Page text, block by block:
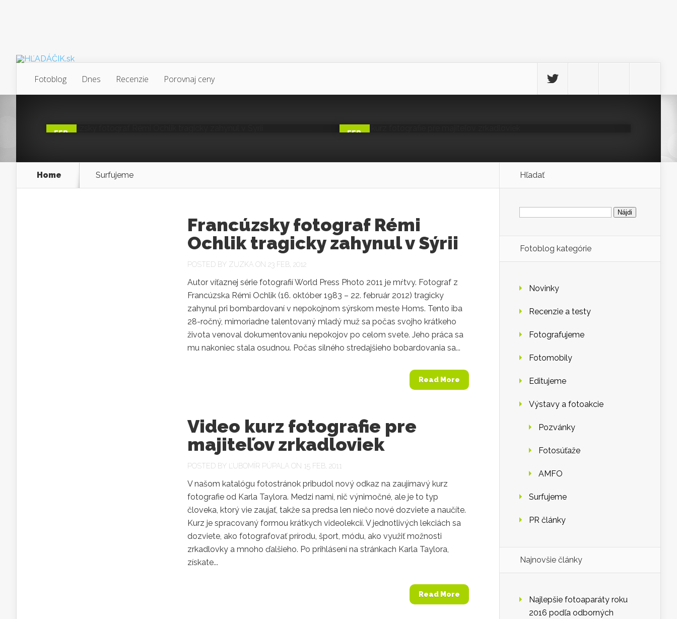
Fotoblog Dnes Recenzie Porovnaj ceny
FEB
Ochlik tragicky zahynul v
Sýrii
FEB
Video kurz fotografie pre majiteľov
zrkadloviek
Home Surfujeme
Francúzsky fotograf Rémi
Ochlik tragicky zahynul v Sýrii
POSTED BY ZUZKA ON 23 FEB, 2012
Autor víťaznej série fotografií World Press Photo 2011 je mŕtvy. Fotograf z
Francúzska Rémi Ochlik (16. október 1983 – 22. február 2012) tragicky
zahynul pri bombardovaní v nepokojnom sýrskom meste Homs. Tento iba
28-ročný, mimoriadne talentovaný mladý muž sa počas svojho krátkeho
života venoval dokumentovaniu nepokojov po celom svete. Jeho práca sa
mu nakoniec stala osudnou. Počas silného stredajšieho bobardovania sa...
Read More
Video kurz fotografie pre
majiteľov zrkadloviek
POSTED BY ĽUBOMÍR PÚPALA ON 15 FEB, 2011
V našom katalógu fotostránok pribudol nový odkaz na zaujímavý kurz
fotografie od Karla Taylora. Medzi nami, nič výnimočné, ale je to typ
človeka, ktorý vie zaujať, takže sa predsa len niečo nové dozviete a naučíte.
Kurz je spracovaný formou krátkych videolekcií. V jednotlivých lekciách sa
dozviete, ako fotografovať prírodu, šport, módu, ako využiť možnosti
zrkadlovky a mnoho ďalšieho. Po prihlásení na stránkach Karla Taylora,
získate...
Read More
Hľadať
Hľadať:
Fotoblog kategórie
Novinky
Recenzie a testy
Fotografujeme
Fotomobily
Editujeme
Výstavy a fotoakcie
Pozvánky
Fotosúťaže
AMFO
Surfujeme
PR články
Najnovšie články
Najlepšie fotoaparáty roku
2016 podľa odborných